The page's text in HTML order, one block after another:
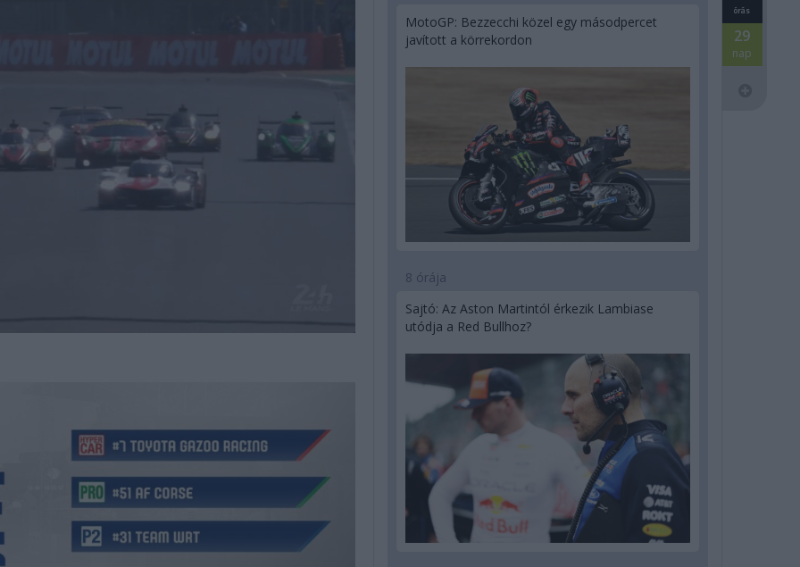
órás
29
nap
MotoGP: Bezzecchi közel egy másodpercet
javított a körrekordon
8 órája
Sajtó: Az Aston Martintól érkezik Lambiase
utódja a Red Bullhoz?